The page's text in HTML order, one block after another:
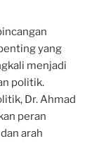
yang
menjadi
politik.
Dr. Ahmad
peran
arah